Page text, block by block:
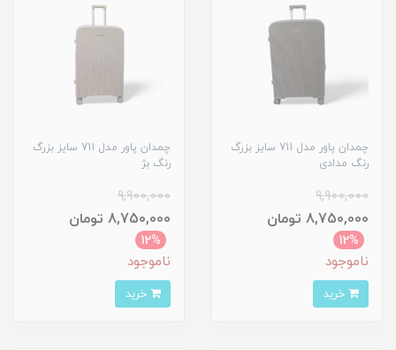
چمدان پاور مدل 711 سایز بزرگ
رنگ مدادی
9,900,000
8,750,000 تومان
12%
ناموجود
چمدان پاور مدل 711 سایز بزرگ
رنگ بژ
9,900,000
8,750,000 تومان
12%
ناموجود